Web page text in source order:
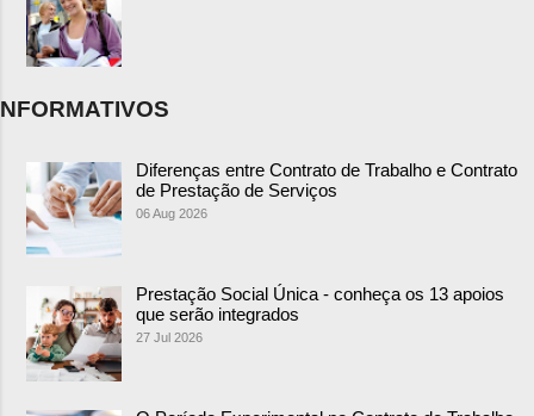
NFORMATIVOS
Diferenças entre Contrato de Trabalho e Contrato
de Prestação de Serviços
06 Aug 2026
Prestação Social Única - conheça os 13 apoios
que serão integrados
27 Jul 2026